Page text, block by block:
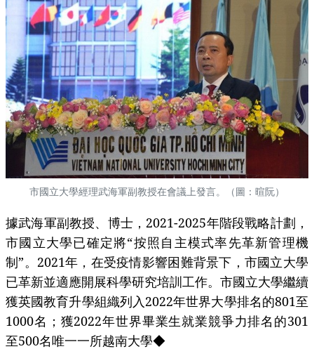
市國立大學經理武海軍副教授在會議上發言。（圖：暄阮）
據武海軍副教授、博士，2021-2025年階段戰略計劃，
市國立大學已確定將“按照自主模式率先革新管理機
制”。2021年，在受疫情影響困難背景下，市國立大學
已革新並適應開展科學研究培訓工作。市國立大學繼續
獲英國教育升學組織列入2022年世界大學排名的801至
1000名；獲2022年世界畢業生就業競爭力排名的301
至500名唯一一所越南大學◆